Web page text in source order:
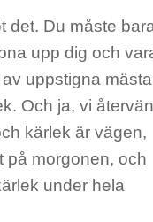
det. Du måste
upp dig och
uppstigna
Och ja, vi
kärlek är vägen,
på morgonen, och
under hela